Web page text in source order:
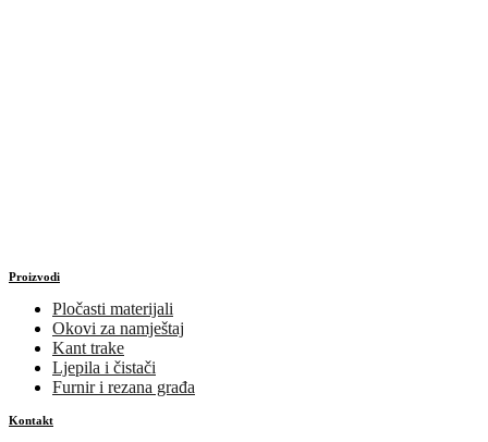
Proizvodi
Pločasti materijali
Okovi za namještaj
Kant trake
Ljepila i čistači
Furnir i rezana građa
Kontakt